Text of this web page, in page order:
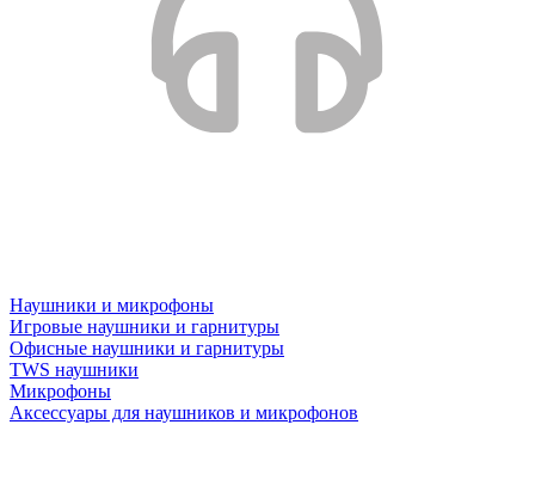
Наушники и микрофоны
Игровые наушники и гарнитуры
Офисные наушники и гарнитуры
TWS наушники
Микрофоны
Аксессуары для наушников и микрофонов